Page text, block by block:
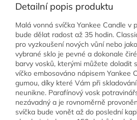
Detailní popis produktu
Malá vonná svíčka Yankee Candle v
bude dělat radost až 35 hodin.
pro vyzkoušení nových vůní nebo
vybrané sklo je pevné a dokonale
barvy vosků, kterými můžete doladit
víčko embosováno nápisem Yankee
gumou, díky které Vám při
neunikne. Parafínový vosk
nezávadný a je rovnoměrně
svíčka bude vonět až do poslední